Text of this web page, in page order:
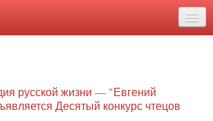
русской жизни — "Евгений
Десятый конкурс чтецов